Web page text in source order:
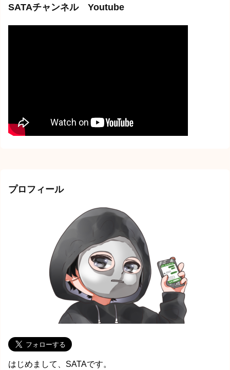
SATAチャンネル Youtube
プロフィール
はじめまして、SATAです。